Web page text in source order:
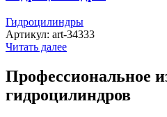
Гидроцилиндры
Артикул: art-34333
Читать далее
Профессиональное
гидроцилиндров